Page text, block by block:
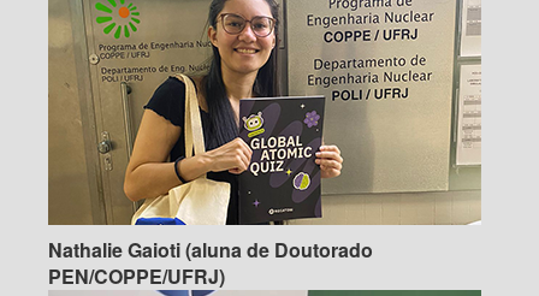
Nathalie Gaioti (aluna de Doutorado
PEN/COPPE/UFRJ)